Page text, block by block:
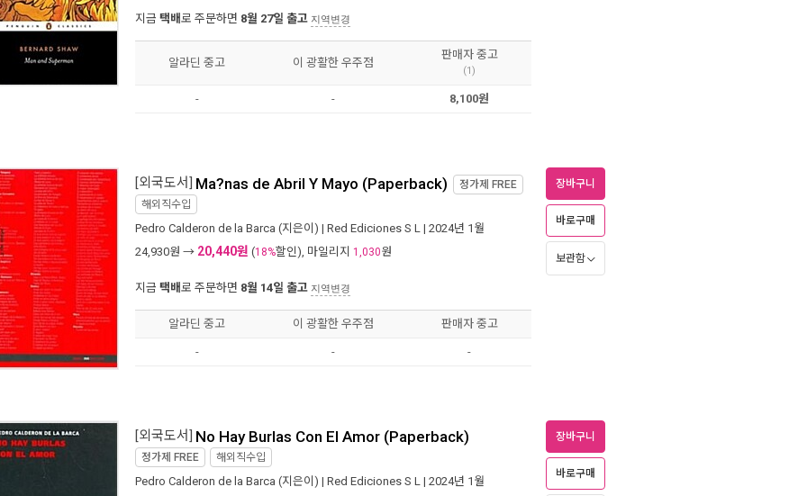
지금 택배로 주문하면 8월 27일 출고 지역변경
알라딘 중고 이 광활한 우주점
판매자 중고
(1)
- - 8,100원
[외국도서] Ma?nas de Abril Y Mayo (Paperback) 정가제 FREE
해외직수입
Pedro Calderon de la Barca (지은이) | Red Ediciones S L | 2024년 1월
24,930원 → 20,440원 (18%할인), 마일리지 1,030원
지금 택배로 주문하면 8월 14일 출고 지역변경
장바구니
바로구매
보관함
알라딘 중고 이 광활한 우주점 판매자 중고
- - -
[외국도서] No Hay Burlas Con El Amor (Paperback)
정가제 FREE 해외직수입
Pedro Calderon de la Barca (지은이) | Red Ediciones S L | 2024년 1월
장바구니
바로구매